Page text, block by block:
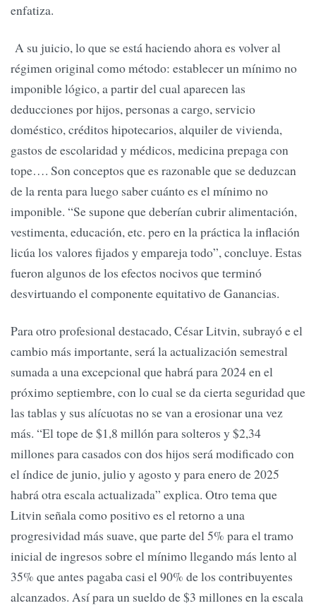
enfatiza.
A su juicio, lo que se está haciendo ahora es volver al
régimen original como método: establecer un mínimo no
imponible lógico, a partir del cual aparecen las
deducciones por hijos, personas a cargo, servicio
doméstico, créditos hipotecarios, alquiler de vivienda,
gastos de escolaridad y médicos, medicina prepaga con
tope…. Son conceptos que es razonable que se deduzcan
de la renta para luego saber cuánto es el mínimo no
imponible. “Se supone que deberían cubrir alimentación,
vestimenta, educación, etc. pero en la práctica la inflación
licúa los valores fijados y empareja todo”, concluye. Estas
fueron algunos de los efectos nocivos que terminó
desvirtuando el componente equitativo de Ganancias.
Para otro profesional destacado, César Litvin, subrayó e el
cambio más importante, será la actualización semestral
sumada a una excepcional que habrá para 2024 en el
próximo septiembre, con lo cual se da cierta seguridad que
las tablas y sus alícuotas no se van a erosionar una vez
más. “El tope de $1,8 millón para solteros y $2,34
millones para casados con dos hijos será modificado con
el índice de junio, julio y agosto y para enero de 2025
habrá otra escala actualizada” explica. Otro tema que
Litvin señala como positivo es el retorno a una
progresividad más suave, que parte del 5% para el tramo
inicial de ingresos sobre el mínimo llegando más lento al
35% que antes pagaba casi el 90% de los contribuyentes
alcanzados. Así para un sueldo de $3 millones en la escala